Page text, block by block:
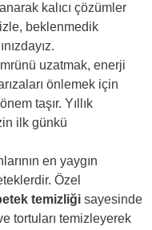
kalıcı çözümler
beklenmedik
uzatmak, enerji
önlemek için
taşır. Yıllık
ilk günkü
en yaygın
Özel
temizliği sayesinde
tortuları temizleyerek